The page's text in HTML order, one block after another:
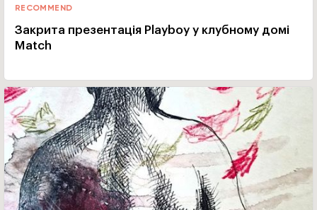
RECOMMEND
Закрита презентація Playboy у клубному домі
Match